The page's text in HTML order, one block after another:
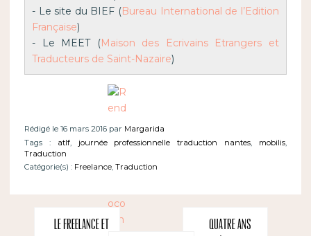
- Le site du BIEF (Bureau International de l’Edition
Française)
- Le MEET (Maison des Ecrivains Etrangers et
Traducteurs de Saint-Nazaire)
Rédigé le 16 mars 2016 par Margarida
Tags :
atlf, journée professionnelle traduction nantes mobilis
Traduction
Catégorie(s) : Freelance, Traduction
Le freelance et
Quatre ans